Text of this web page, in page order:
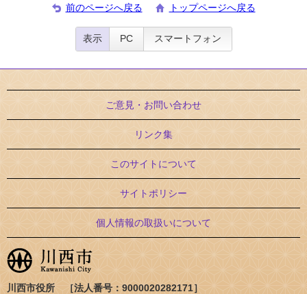
前のページへ戻る トップページへ戻る
表示 PC スマートフォン
ご意見・お問い合わせ
リンク集
このサイトについて
サイトポリシー
個人情報の取扱いについて
川西市役所 ［法人番号：9000020282171］